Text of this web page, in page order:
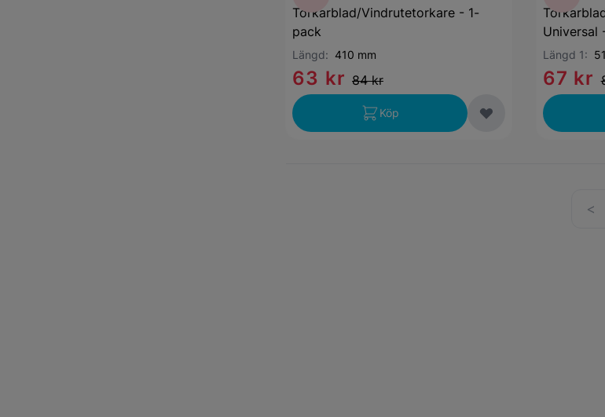
Torkarblad/Vindrutetorkare - 1-
pack
Längd: 410 mm
63 kr 84 kr
Köp
Universal
Längd 1:
67 kr